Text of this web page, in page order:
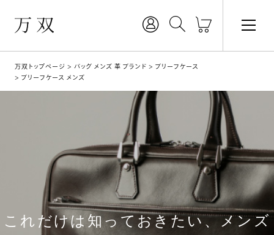
万双トップページ バッグ メンズ 革 ブランド
ブリーフケース
ブリーフケース メンズ
これだけは知っておきたい、メンズ